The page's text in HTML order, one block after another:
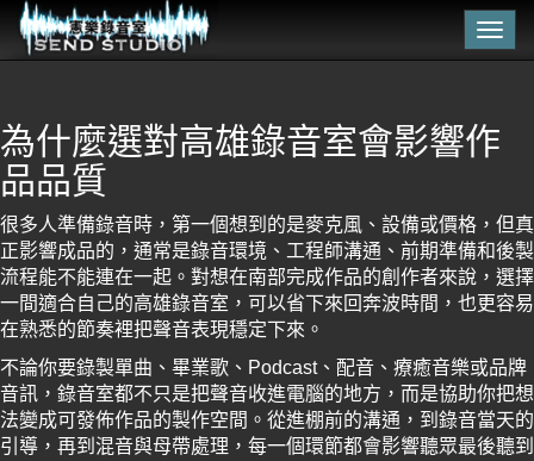
為什麼選對高雄錄音室會影響作
品品質
很多人準備錄音時，第一個想到的是麥克風、設備或價格，但真
正影響成品的，通常是錄音環境、工程師溝通、前期準備和後製
流程能不能連在一起。對想在南部完成作品的創作者來說，選擇
一間適合自己的高雄錄音室，可以省下來回奔波時間，也更容易
在熟悉的節奏裡把聲音表現穩定下來。
不論你要錄製單曲、畢業歌、Podcast、配音、療癒音樂或品牌
音訊，錄音室都不只是把聲音收進電腦的地方，而是協助你把想
法變成可發佈作品的製作空間。從進棚前的溝通，到錄音當天的
引導，再到混音與母帶處理，每一個環節都會影響聽眾最後聽到